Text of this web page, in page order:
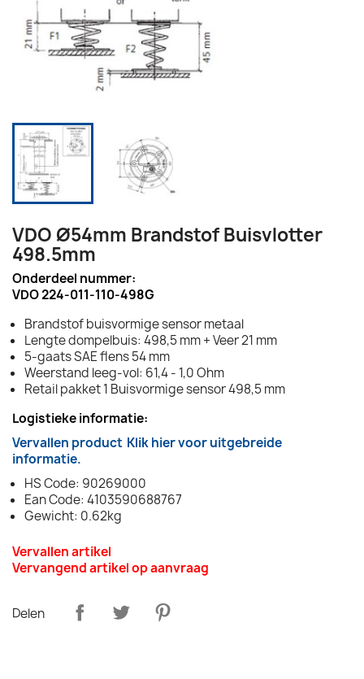
VDO Ø54mm Brandstof Buisvlotter
498.5mm
Onderdeel nummer:
VDO 224-011-110-498G
Brandstof buisvormige sensor metaal
Lengte dompelbuis: 498,5 mm + Veer 21 mm
5-gaats SAE flens 54 mm
Weerstand leeg-vol: 61,4 - 1,0 Ohm
Retail pakket 1 Buisvormige sensor 498,5 mm
Logistieke informatie:
Vervallen product Klik hier voor uitgebreide
informatie.
HS Code: 90269000
Ean Code: 4103590688767
Gewicht: 0.62kg
Vervallen artikel
Vervangend artikel op aanvraag
Delen